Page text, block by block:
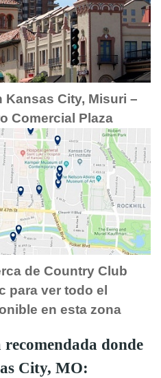
Kansas City, Misuri –
Comercial Plaza
de Country Club
para ver todo el
en esta zona
recomendada donde
City, MO: